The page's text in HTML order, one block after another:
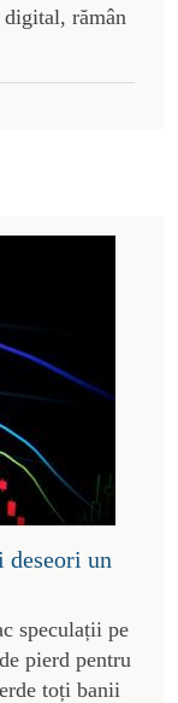
digital, rămân
deseori un
speculații pe
pierd pentru
toți banii